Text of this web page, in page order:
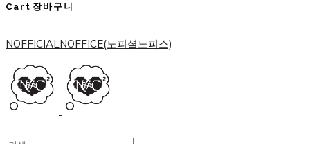
Cart 장바구니
NOFFICIALNOFFICE(노피셜노피스)